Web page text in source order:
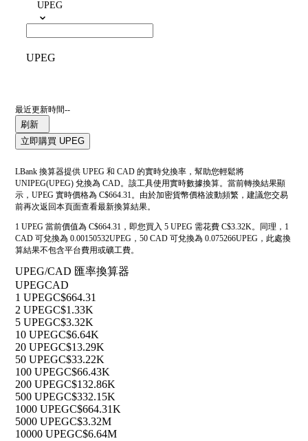
UPEG
UPEG
最近更新時間--
刷新
立即購買 UPEG
LBank 換算器提供 UPEG 和 CAD 的實時兌換率，幫助您輕鬆將
UNIPEG(UPEG) 兌換為 CAD。該工具使用實時數據換算。當前轉換結果顯
示，UPEG 實時價格為 C$664.31。由於加密貨幣價格波動頻繁，建議您交易
前再次返回本頁面查看最新換算結果。
1 UPEG 當前價值為 C$664.31，即您買入 5 UPEG 需花費 C$3.32K。同理，1
CAD 可兌換為 0.00150532UPEG，50 CAD 可兌換為 0.075266UPEG，此處換
算結果不包含平台費用或礦工費。
UPEG/CAD 匯率換算器
UPEGCAD
1 UPEGC$664.31
2 UPEGC$1.33K
5 UPEGC$3.32K
10 UPEGC$6.64K
20 UPEGC$13.29K
50 UPEGC$33.22K
100 UPEGC$66.43K
200 UPEGC$132.86K
500 UPEGC$332.15K
1000 UPEGC$664.31K
5000 UPEGC$3.32M
10000 UPEGC$6.64M